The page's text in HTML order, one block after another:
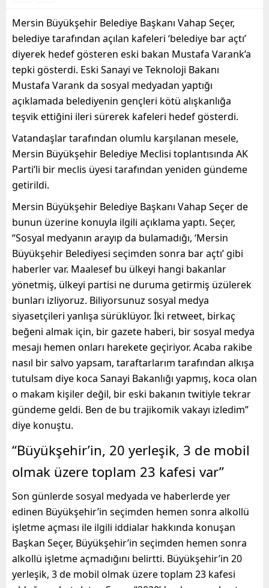
Mersin Büyükşehir Belediye Başkanı Vahap Seçer,
belediye tarafından açılan kafeleri ‘belediye bar açtı’
diyerek hedef gösteren eski bakan Mustafa Varank’a
tepki gösterdi. Eski Sanayi ve Teknoloji Bakanı
Mustafa Varank da sosyal medyadan yaptığı
açıklamada belediyenin gençleri kötü alışkanlığa
teşvik ettiğini ileri sürerek kafeleri hedef gösterdi.
Vatandaşlar tarafından olumlu karşılanan mesele,
Mersin Büyükşehir Belediye Meclisi toplantısında AK
Parti’li bir meclis üyesi tarafından yeniden gündeme
getirildi.
Mersin Büyükşehir Belediye Başkanı Vahap Seçer de
bunun üzerine konuyla ilgili açıklama yaptı. Seçer,
“Sosyal medyanın arayıp da bulamadığı, ‘Mersin
Büyükşehir Belediyesi seçimden sonra bar açtı’ gibi
haberler var. Maalesef bu ülkeyi hangi bakanlar
yönetmiş, ülkeyi partisi ne duruma getirmiş üzülerek
bunları izliyoruz. Biliyorsunuz sosyal medya
siyasetçileri yanlışa sürüklüyor. İki retweet, birkaç
beğeni almak için, bir gazete haberi, bir sosyal medya
mesajı hemen onları harekete geçiriyor. Acaba rakibe
nasıl bir salvo yapsam, taraftarlarım tarafından alkışa
tutulsam diye koca Sanayi Bakanlığı yapmış, koca olan
o makam kişiler değil, bir eski bakanın twitiyle tekrar
gündeme geldi. Ben de bu trajikomik vakayı izledim”
diye konuştu.
“Büyükşehir’in, 20 yerleşik, 3 de mobil
olmak üzere toplam 23 kafesi var”
Son günlerde sosyal medyada ve haberlerde yer
edinen Büyükşehir’in seçimden hemen sonra alkollü
işletme açması ile ilgili iddialar hakkında konuşan
Başkan Seçer, Büyükşehir’in seçimden hemen sonra
alkollü işletme açmadığını belirtti. Büyükşehir’in 20
yerleşik, 3 de mobil olmak üzere toplam 23 kafesi